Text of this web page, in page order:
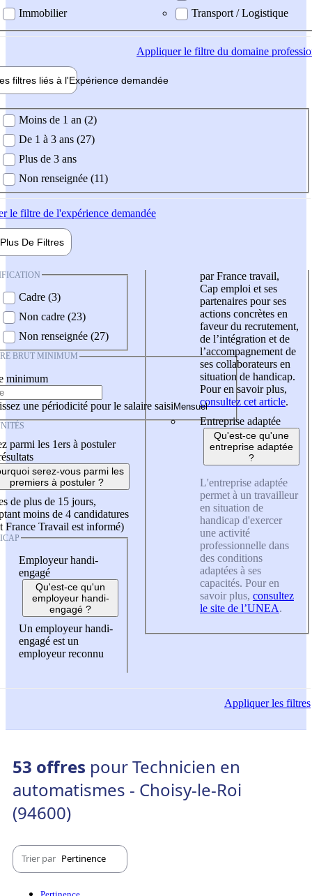
Immobilier
Transport / Logistique
Appliquerle filtre du domaine
filtres liés à l'Expérience demandée
demandée
Moins de 1 an (2)
De 1 à 3 ans (27)
Plus de 3 ans
Non renseignée (11)
le filtre de l'expérience demandée
Plus De Filtres
Cadre (3)
Non cadre (23)
Non renseignée (27)
BRUT MINIMUM
minimum
une périodicité pour le salaire saisi
parmi les 1ers à postuler
serez-vous parmi les
premiers à postuler ?
de plus de 15 jours,
moins de 4 candidatures
France Travail est informé)
Employeur handi-
engagé
Qu'est-ce qu'un
employeur handi-
engagé ?
Un employeur handi-
engagé est un
employeur reconnu
par France travail,
Cap emploi et ses
partenaires pour ses
actions concrètes en
faveur du recrutement,
de l’intégration et de
l’accompagnement de
ses collaborateurs en
situation de handicap.
Pour en savoir plus,
consultez cet article.
Entreprise adaptée
Qu'est-ce qu'une
entreprise adaptée
?
L'entreprise adaptée
permet à un travailleur
en situation de
handicap d'exercer
une activité
professionnelle dans
des conditions
adaptées à ses
capacités. Pour en
savoir plus, consultez
le site de l’UNEA.
Appliquerles filtres
53 offres pour Technicien en
automatismes - Choisy-le-Roi
(94600)
Trier par Pertinence